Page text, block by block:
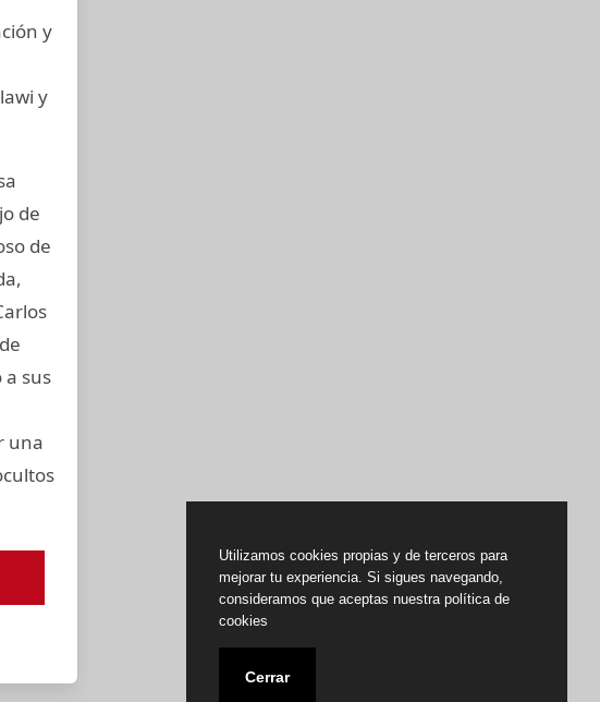
y
y
de
de
a sus
una
Utilizamos cookies propias y de terceros para
mejorar tu experiencia. Si sigues navegando,
consideramos que aceptas nuestra política de
cookies
Cerrar